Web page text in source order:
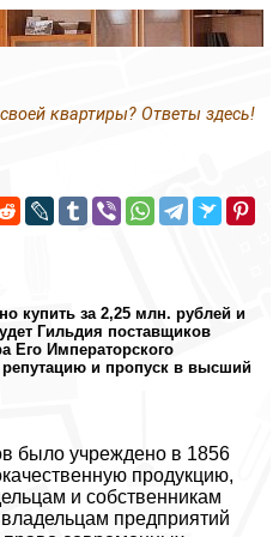
квартиры? Ответы здесь!
купить за 2,25 млн. рублей и
Гильдия поставщиков
Его Императорского
репутацию и пропуск в высший
было учреждено в 1856
продукцию,
и собственникам
предприятий